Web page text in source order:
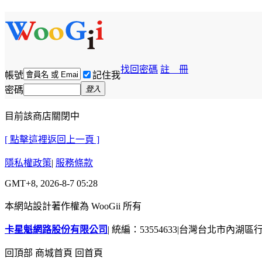
帳號 記住我
找回密碼 註 冊
密碼 登入
目前該商店關閉中
[ 點擊這裡返回上一頁 ]
隱私權政策| 服務條款
GMT+8, 2026-8-7 05:28
本網站設計著作權為 WooGii 所有
卡星魁網路股份有限公司 | 統編：53554633|台灣台北市內湖區
回頂部 商城首頁 回首頁